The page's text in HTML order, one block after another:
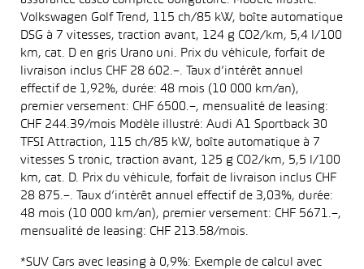
Volkswagen Golf Trend, 115 ch/85 kW, boîte automatique
DSG à 7 vitesses, traction avant, 124 g CO2/km, 5,4 l/100
km, cat. D en gris Urano uni. Prix du véhicule, forfait de
livraison inclus CHF 28 602.–. Taux d’intérêt annuel
effectif de 1,92%, durée: 48 mois (10 000 km/an),
premier versement: CHF 6500.–, mensualité de leasing:
CHF 244.39/mois Modèle illustré: Audi A1 Sportback 30
TFSI Attraction, 115 ch/85 kW, boîte automatique à 7
vitesses S tronic, traction avant, 125 g CO2/km, 5,5 l/100
km, cat. D. Prix du véhicule, forfait de livraison inclus CHF
28 875.–. Taux d’intérêt annuel effectif de 3,03%, durée:
48 mois (10 000 km/an), premier versement: CHF 5671.–,
mensualité de leasing: CHF 213.58/mois.
*SUV Cars avec leasing à 0,9%: Exemple de calcul avec